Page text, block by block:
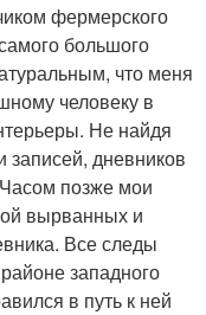
фермерского
большого
что меня
человеку в
Не найдя
записей, дневников
позже мои
вырванных и
Все следы
западного
в путь к ней